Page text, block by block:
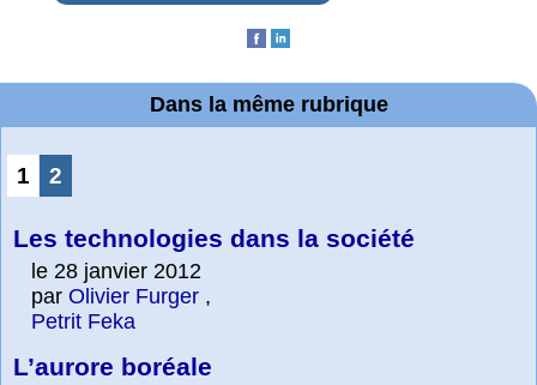
Dans la même rubrique
1 2
Les technologies dans la société
le 28 janvier 2012
par Olivier Furger ,
Petrit Feka
L’aurore boréale